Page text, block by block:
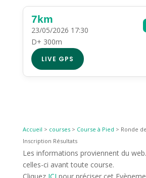
7km
23/05/2026 17:30
D+ 300m
LIVE GPS
Accueil > courses> Course à Pied > Ronde
Inscription Résultats
Les informations proviennent du
celles-ci avant toute course.